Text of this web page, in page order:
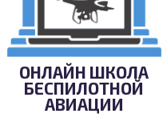
ОНЛАЙН ШКОЛА
БЕСПИЛОТНОЙ
АВИАЦИИ